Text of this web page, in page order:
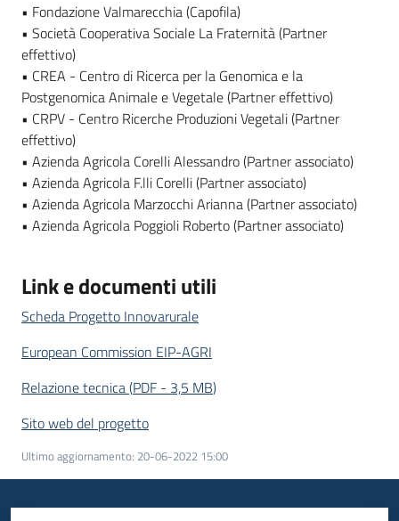
• Fondazione Valmarecchia (Capofila)
• Società Cooperativa Sociale La Fraternità (Partner
effettivo)
• CREA - Centro di Ricerca per la Genomica e la
Postgenomica Animale e Vegetale (Partner effettivo)
• CRPV - Centro Ricerche Produzioni Vegetali (Partner
effettivo)
• Azienda Agricola Corelli Alessandro (Partner associato)
• Azienda Agricola F.lli Corelli (Partner associato)
• Azienda Agricola Marzocchi Arianna (Partner associato)
• Azienda Agricola Poggioli Roberto (Partner associato)
Link e documenti utili
Scheda Progetto Innovarurale
European Commission EIP-AGRI
Relazione tecnica(PDF - 3,5 MB)
Sito web del progetto
Ultimo aggiornamento: 20-06-2022 15:00